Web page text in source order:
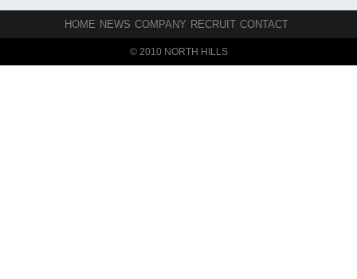
HOME NEWS COMPANY RECRUIT CONTACT
© 2010 NORTH HILLS